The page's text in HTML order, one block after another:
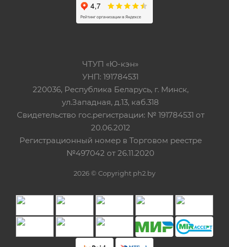
ЧТУП «Ю-кэн»
УНП: 191784531
220036, Республика Беларусь, г. Минск,
ул.Западная, д.13, каб.318
Свидетельство гос.регистрации: № 191784531 от
20.06.2012
Регистрационный номер в Торговом реестре
№497042 от 26.11.2020
2026 © Copyright ph2.by